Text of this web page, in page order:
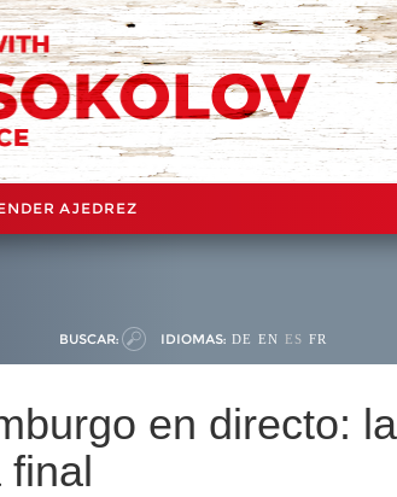
AJEDREZ
BUSCAR: IDIOMAS: DE EN ES FR
en directo: la
final